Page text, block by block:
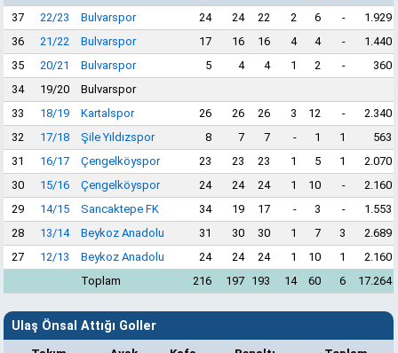
37
22/23 Bulvarspor 24 24 22 2 6 -
1.929
36
21/22 Bulvarspor 17 16 16 4 4 -
1.440
35
20/21 Bulvarspor 5 4 4 1 2 -
360
34
19/20
Bulvarspor
33
18/19 Kartalspor 26 26 26 3 12 -
2.340
32
17/18 Şile Yıldızspor 8 7 7 - 1 1
563
31
16/17 Çengelköyspor 23 23 23 1 5 1
2.070
30
15/16 Çengelköyspor 24 24 24 1 10 -
2.160
29
14/15 Sancaktepe FK 34 19 17 - 3 -
1.553
28
13/14 Beykoz Anadolu 31 30 30 1 7 3
2.689
27
12/13 Beykoz Anadolu 24 24 24 1 10 1
2.160
Toplam
216 197 193 14 60 6 17.264
Ulaş Önsal Attığı Goller